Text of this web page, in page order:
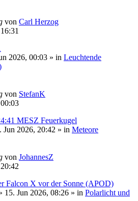
von Carl Herzog
2026, 00:03 » in Leuchtende
von StefanK
MESZ Feuerkugel
Jun 2026, 20:42 » in Meteore
von JohannesZ
Falcon X vor der Sonne (APOD)
15. Jun 2026, 08:26 » in Polarlicht und